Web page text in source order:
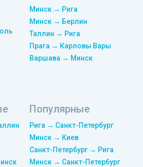
Минск → Рига
Минск → Берлин
Таллин → Рига
Прага → Карловы Вары
Варшава → Минск
Популярные
Рига → Санкт-Петербург
Минск → Киев
Санкт-Петербург → Рига
Минск → Санкт-Петербург